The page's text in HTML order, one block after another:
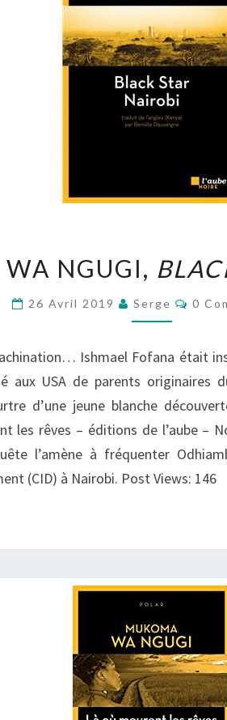
WA
NGUGI,
BLACK
NGUGI,
26 Avril 2019 Serge 0
Ishmael Fofana était
aux USA de parents originaires
d’une jeune blanche
les rêves – éditions de l’aube –
l’amène à fréquenter
(CID) à Nairobi. Post Views: 146